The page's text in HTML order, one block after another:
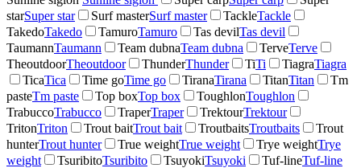
starSuper star Surf masterSurf master TackleTackle
TakedoTakedo TamuroTamuro Tas devilTas devil
TaumannTaumann Team dubnaTeam dubna TerveTerve
TheoutdoorTheoutdoor ThunderThunder TiTi TiagraTiagra
TicaTica Time goTime go TiranaTirana TitanTitan
Tm
pasteTm paste Top boxTop box ToughlonToughlon
TrabuccoTrabucco TraperTraper TrektourTrektour
TritonTriton Trout baitTrout bait TroutbaitsTroutbaits
Trout
hunterTrout hunter True weightTrue weight Trye weightTrye
weight
TsuribitoTsuribito TsuyokiTsuyoki Tuf-lineTuf-line